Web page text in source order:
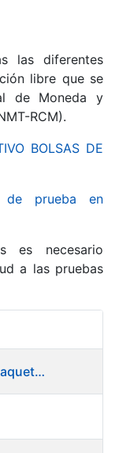
las diferentes
libre que se
de Moneda y
RCM).
BOLSAS DE
de prueba en
es necesario
a las pruebas
Oficial 2ª Máquina de Corte y Empaquetado de Billetes